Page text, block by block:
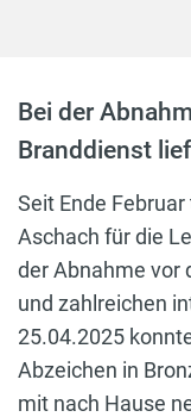
Bei der
Branddienst
Seit Ende
Aschach für die
der Abnahme vor
und zahlreichen
25.04.2025
Abzeichen in
mit nach Hause